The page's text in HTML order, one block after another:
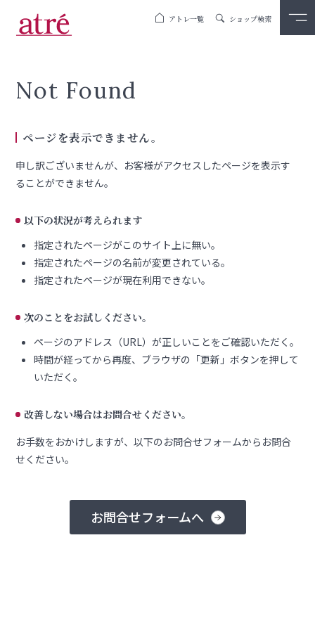
アトレ一覧 ショップ検索
Not Found
ページを表示できません。
申し訳ございませんが、お客様がアクセスしたページを表示す
ることができません。
以下の状況が考えられます
指定されたページがこのサイト上に無い。
指定されたページの名前が変更されている。
指定されたページが現在利用できない。
次のことをお試しください。
ページのアドレス（URL）が正しいことをご確認いただく。
時間が経ってから再度、ブラウザの「更新」ボタンを押して
いただく。
改善しない場合はお問合せください。
お手数をおかけしますが、以下のお問合せフォームからお問合
せください。
お問合せフォームへ